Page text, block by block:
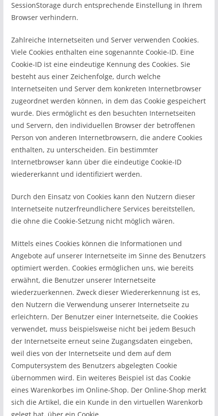
SessionStorage durch entsprechende Einstellung in Ihrem
Browser verhindern.
Zahlreiche Internetseiten und Server verwenden Cookies.
Viele Cookies enthalten eine sogenannte Cookie-ID. Eine
Cookie-ID ist eine eindeutige Kennung des Cookies. Sie
besteht aus einer Zeichenfolge, durch welche
Internetseiten und Server dem konkreten Internetbrowser
zugeordnet werden können, in dem das Cookie gespeichert
wurde. Dies ermöglicht es den besuchten Internetseiten
und Servern, den individuellen Browser der betroffenen
Person von anderen Internetbrowsern, die andere Cookies
enthalten, zu unterscheiden. Ein bestimmter
Internetbrowser kann über die eindeutige Cookie-ID
wiedererkannt und identifiziert werden.
Durch den Einsatz von Cookies kann den Nutzern dieser
Internetseite nutzerfreundlichere Services bereitstellen,
die ohne die Cookie-Setzung nicht möglich wären.
Mittels eines Cookies können die Informationen und
Angebote auf unserer Internetseite im Sinne des Benutzers
optimiert werden. Cookies ermöglichen uns, wie bereits
erwähnt, die Benutzer unserer Internetseite
wiederzuerkennen. Zweck dieser Wiedererkennung ist es,
den Nutzern die Verwendung unserer Internetseite zu
erleichtern. Der Benutzer einer Internetseite, die Cookies
verwendet, muss beispielsweise nicht bei jedem Besuch
der Internetseite erneut seine Zugangsdaten eingeben,
weil dies von der Internetseite und dem auf dem
Computersystem des Benutzers abgelegten Cookie
übernommen wird. Ein weiteres Beispiel ist das Cookie
eines Warenkorbes im Online-Shop. Der Online-Shop merkt
sich die Artikel, die ein Kunde in den virtuellen Warenkorb